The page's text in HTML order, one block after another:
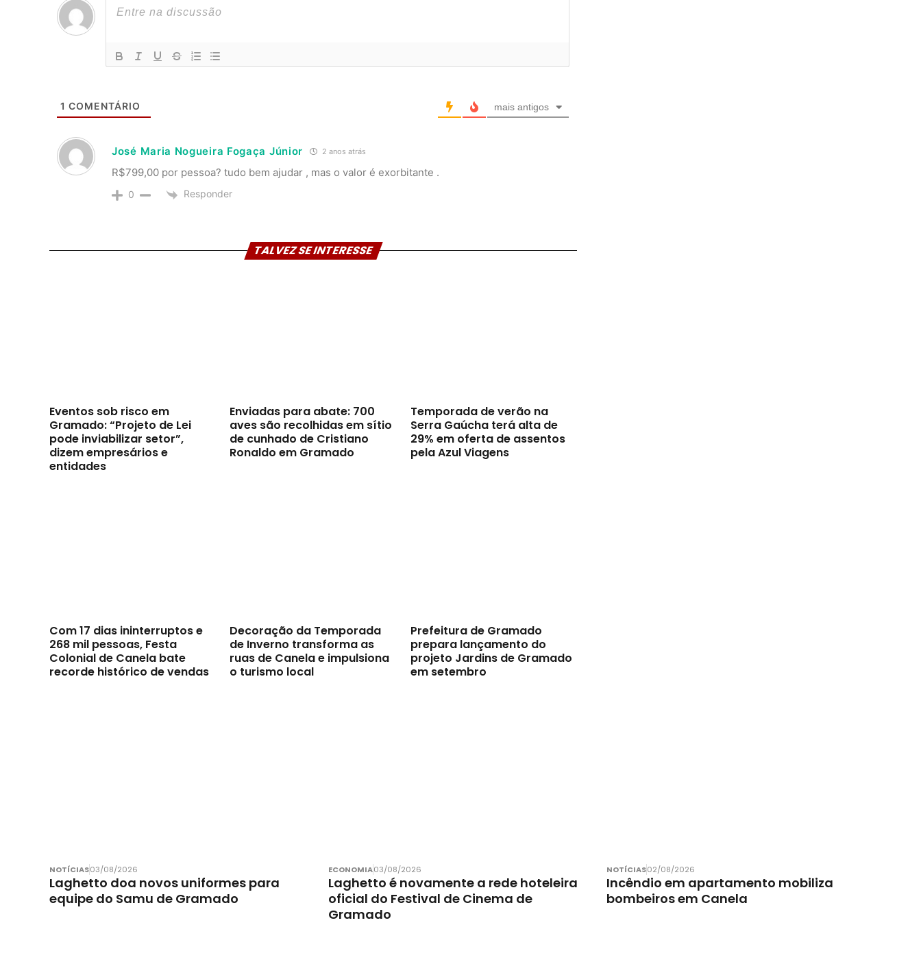
1 COMENTÁRIO mais antigos
José Maria Nogueira Fogaça Júnior 2 anos atrás
R$799,00 por pessoa? tudo bem ajudar , mas o valor é exorbitante .
0 Responder
TALVEZ SE INTERESSE
Eventos sob risco em
Gramado: “Projeto de Lei
pode inviabilizar setor”,
dizem empresários e
entidades
Enviadas para abate: 700
aves são recolhidas em sítio
de cunhado de Cristiano
Ronaldo em Gramado
Temporada de verão na
Serra Gaúcha terá alta de
29% em oferta de assentos
pela Azul Viagens
Com 17 dias ininterruptos e
268 mil pessoas, Festa
Colonial de Canela bate
recorde histórico de vendas
Decoração da Temporada
de Inverno transforma as
ruas de Canela e impulsiona
o turismo local
Prefeitura de Gramado
prepara lançamento do
projeto Jardins de Gramado
em setembro
NOTÍCIAS03/08/2026
Laghetto doa novos uniformes para
equipe do Samu de Gramado
ECONOMIA03/08/2026
Laghetto é novamente a rede hoteleira
oficial do Festival de Cinema de
Gramado
NOTÍCIAS02/08/2026
Incêndio em apartamento mobiliza
bombeiros em Canela